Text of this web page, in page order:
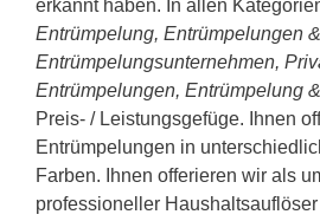
erkannt haben. In allen
Entrümpelung, Entrümpelungen &
Entrümpelungsunternehmen,
Entrümpelungen, Entrümpelung
Preis- / Leistungsgefüge. Ihnen
Entrümpelungen in
Farben. Ihnen offerieren wir als
professioneller